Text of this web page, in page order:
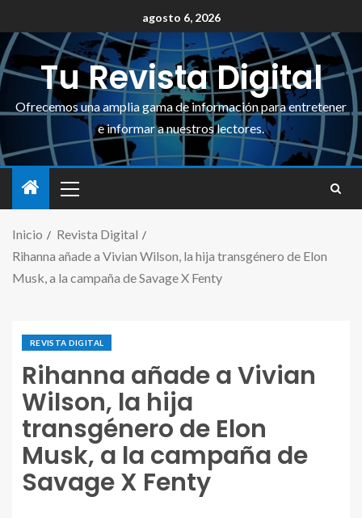
agosto 6, 2026
Tu Revista Digital
Ofrecemos una amplia gama de información para entretener
e informar a nuestros lectores.
Inicio
Revista Digital
Rihanna añade a Vivian Wilson, la hija transgénero de Elon
Musk, a la campaña de Savage X Fenty
REVISTA DIGITAL
Rihanna añade a Vivian
Wilson, la hija
transgénero de Elon
Musk, a la campaña de
Savage X Fenty